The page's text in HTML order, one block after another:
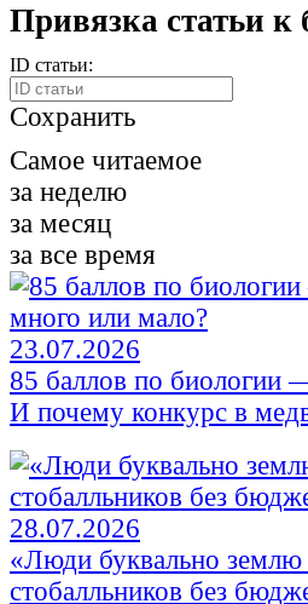
Привязка статьи к
ID статьи:
Сохранить
Самое читаемое
за неделю
за месяц
за все время
23.07.2026
85 баллов по биологии
И почему конкурс в
28.07.2026
«Люди буквально
стобалльников без